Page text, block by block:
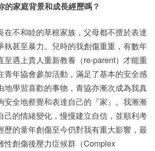
的家庭背景和成長經歷嗎？
在不和睦的草根家族，父母都不擅於表達
執甚至暴力。兒時的我創傷重重，有數年
至遇上貴人重新教養（re-parent）才能重
青年協會參加活動，滿足了基本的安全感
地學習喜歡的事物，青協亦漸次成為我真
安全地察覺和表達自己的『家』。我漸漸
己的情緒變化，慢慢建立自信，並順利考
歷的童年創傷至今仍對我有重大影響，最
性創傷後壓力症候群（Complex